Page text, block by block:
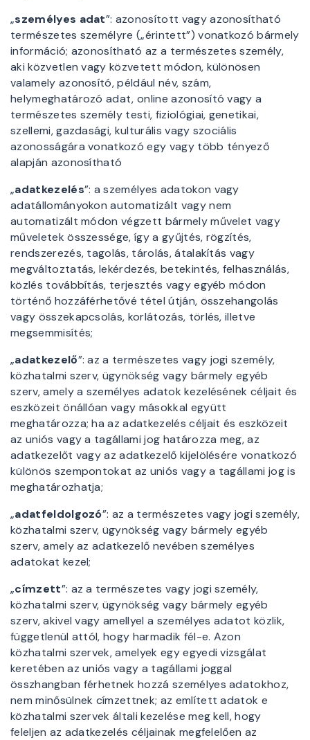
„személyes adat”: azonosított vagy azonosítható
természetes személyre („érintett”) vonatkozó bármely
információ; azonosítható az a természetes személy,
aki közvetlen vagy közvetett módon, különösen
valamely azonosító, például név, szám,
helymeghatározó adat, online azonosító vagy a
természetes személy testi, fiziológiai, genetikai,
szellemi, gazdasági, kulturális vagy szociális
azonosságára vonatkozó egy vagy több tényező
alapján azonosítható
„adatkezelés”: a személyes adatokon vagy
adatállományokon automatizált vagy nem
automatizált módon végzett bármely művelet vagy
műveletek összessége, így a gyűjtés, rögzítés,
rendszerezés, tagolás, tárolás, átalakítás vagy
megváltoztatás, lekérdezés, betekintés, felhasználás,
közlés továbbítás, terjesztés vagy egyéb módon
történő hozzáférhetővé tétel útján, összehangolás
vagy összekapcsolás, korlátozás, törlés, illetve
megsemmisítés;
„adatkezelő”: az a természetes vagy jogi személy,
közhatalmi szerv, ügynökség vagy bármely egyéb
szerv, amely a személyes adatok kezelésének céljait és
eszközeit önállóan vagy másokkal együtt
meghatározza; ha az adatkezelés céljait és eszközeit
az uniós vagy a tagállami jog határozza meg, az
adatkezelőt vagy az adatkezelő kijelölésére vonatkozó
különös szempontokat az uniós vagy a tagállami jog is
meghatározhatja;
„adatfeldolgozó”: az a természetes vagy jogi személy,
közhatalmi szerv, ügynökség vagy bármely egyéb
szerv, amely az adatkezelő nevében személyes
adatokat kezel;
„címzett”: az a természetes vagy jogi személy,
közhatalmi szerv, ügynökség vagy bármely egyéb
szerv, akivel vagy amellyel a személyes adatot közlik,
függetlenül attól, hogy harmadik fél-e. Azon
közhatalmi szervek, amelyek egy egyedi vizsgálat
keretében az uniós vagy a tagállami joggal
összhangban férhetnek hozzá személyes adatokhoz,
nem minősülnek címzettnek; az említett adatok e
közhatalmi szervek általi kezelése meg kell, hogy
feleljen az adatkezelés céljainak megfelelően az